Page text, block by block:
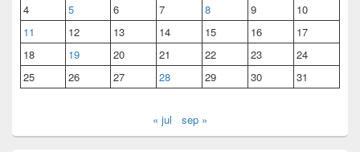
4
5 6 7 8 9
10
11
12 13 14 15 16
17
18
19 20 21 22 23
24
25
26 27 28 29 30 31
« jul sep »